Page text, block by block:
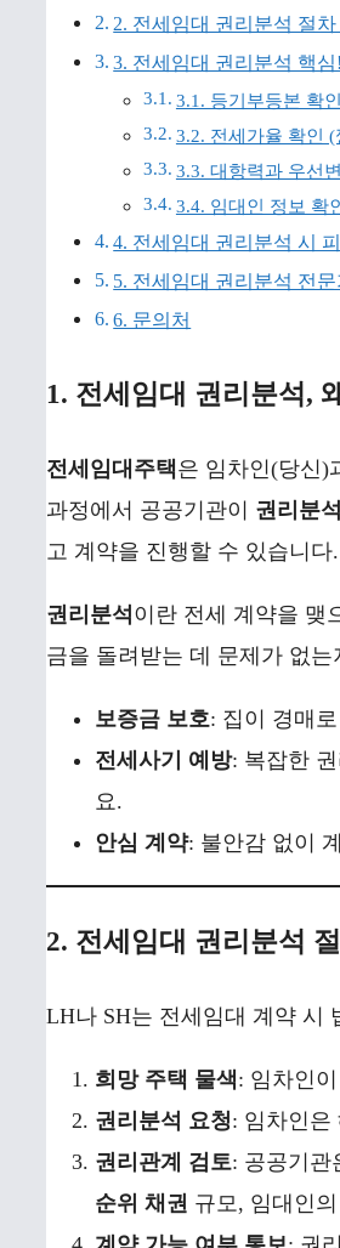
2. 전세임대 권리분석 절
3. 전세임대 권리분석 핵
3.1. 등기부등본 확
3.2. 전세가율 확인
3.3. 대항력과 우선
3.4. 임대인 정보 확
4. 전세임대 권리분석 시
5. 전세임대 권리분석 전
6. 문의처
1. 전세임대 권리분석,
전세임대주택은 임차인(당신)
과정에서 공공기관이 권리분석
고 계약을 진행할 수 있습니다.
권리분석 이란 전세 계약을 맺
금을 돌려받는 데 문제가 없
보증금 보호: 집이 경매
전세사기 예방: 복잡한
요.
안심 계약: 불안감 없이
2. 전세임대 권리분석
LH나 SH는 전세임대 계약 시
희망 주택 물색: 임차인
권리분석 요청: 임차인은
권리관계 검토: 공공기관
순위 채권 규모, 임대인